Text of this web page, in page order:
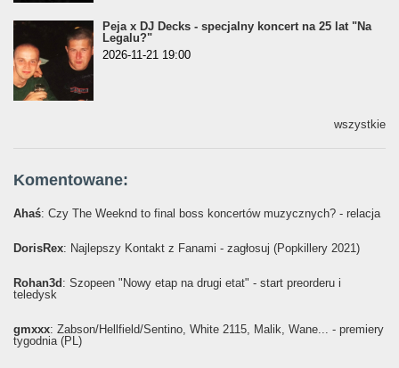
Peja x DJ Decks - specjalny koncert na 25 lat "Na
Legalu?"
2026-11-21 19:00
wszystkie
Komentowane:
Ahaś: Czy The Weeknd to final boss koncertów muzycznych? - relacja
DorisRex: Najlepszy Kontakt z Fanami - zagłosuj (Popkillery 2021)
Rohan3d : Szopeen "Nowy etap na drugi etat" - start preorderu i
teledysk
gmxxx: Żabson/Hellfield/Sentino, White 2115, Malik, Wane... - premiery
tygodnia (PL)